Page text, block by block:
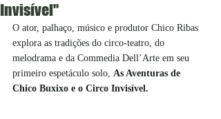
Invisível"
O ator, palhaço, músico e produtor Chico Ribas
explora as tradições do circo-teatro, do
melodrama e da Commedia Dell’Arte em seu
primeiro espetáculo solo, As Aventuras de
Chico Buxixo e o Circo Invisível.